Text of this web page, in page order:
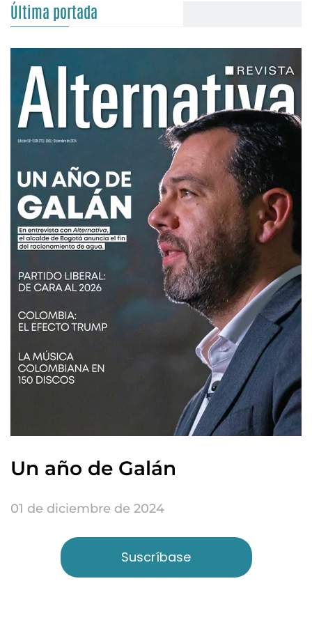
Última portada
Un año de Galán
01 de diciembre de 2024
Suscríbase